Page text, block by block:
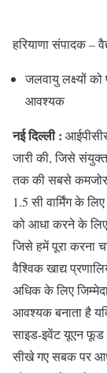
हरियाणा संपादक –
जलवायु लक्ष्यों
आवश्यक
नई दिल्ली :
जारी की, जिसे
तक की सबसे कमजोर
1.5 सी वार्मिंग के
को आधा करने के
जिसे हमें पूरा करना
वैश्विक खाद्य
अधिक के लिए
आवश्यक बनाता है
साइड-इवेंट यूएन फूड
सीखे गए सबक पर